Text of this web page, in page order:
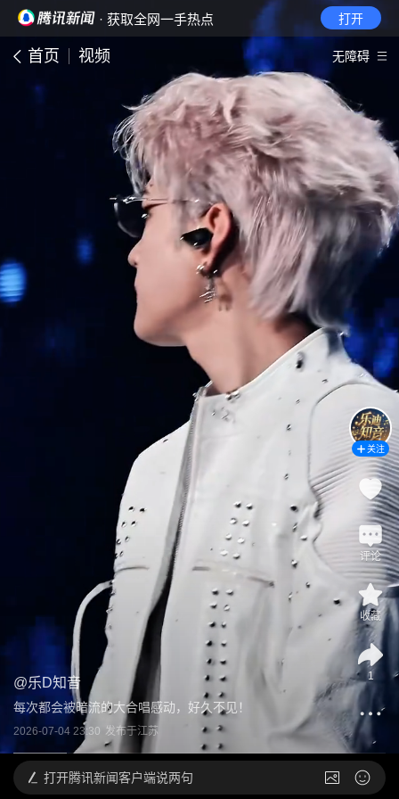
· 获取全网一手热点 打开
首页 视频 无障碍
@乐D知音
每次都会被暗流的大合唱感动，好久不见！
2026-07-04 23:30 发布于江苏
关注
评论
收藏
1
打开腾讯新闻客户端说两句